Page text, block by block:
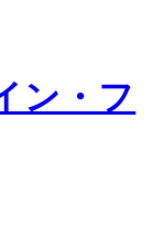
ン・フ